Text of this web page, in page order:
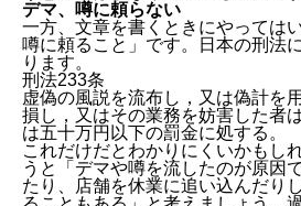
デマ、噂に頼らない
一方、文章を書くときにやっては
噂に頼ること」です。日本の刑法
ります。
刑法233条
虚偽の風説を流布し，又は偽計を
損し，又はその業務を妨害した者
は五十万円以下の罰金に処する。
これだけだとわかりにくいかもし
うと「デマや噂を流したのが原因
たり、店舗を休業に追い込んだり